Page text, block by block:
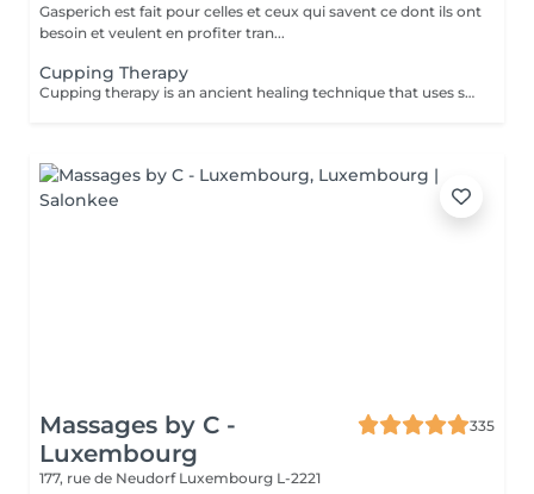
Gasperich est fait pour celles et ceux qui savent ce dont ils ont
besoin et veulent en profiter tran...
Cupping Therapy
Cupping therapy is an ancient healing technique that uses special cups to create gentle suction on the skin. This suction promotes blood flow, relieves muscle tension, reduces inflammation, and supports deep relaxation. The treatment can help release toxins, improve circulation, and ease chronic pain or stiffness. *Please note that cupping therapy could just be added to a massage service with includes back massage.
Massages by C -
Luxembourg
335
177, rue de Neudorf Luxembourg L-2221